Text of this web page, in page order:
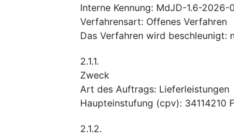
Interne Kennung: MdJD-1.6-2026-
Verfahrensart: Offenes Verfahren
Das Verfahren wird beschleunigt:
2.1.1.
Zweck
Art des Auftrags: Lieferleistungen
Haupteinstufung (cpv): 34114210
2.1.2.